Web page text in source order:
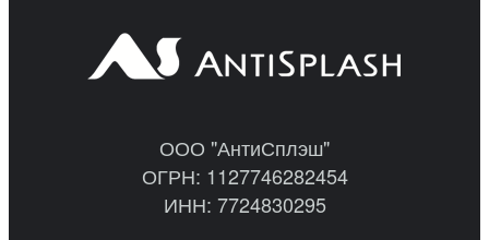
ООО "АнтиСплэш"
ОГРН: 1127746282454
ИНН: 7724830295